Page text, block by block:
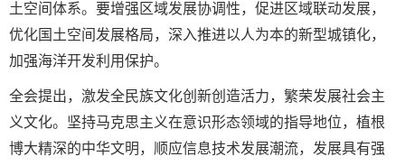
土空间体系。要增强区域发展协调性，促进区域联动发展，
优化国土空间发展格局，深入推进以人为本的新型城镇化，
加强海洋开发利用保护。
全会提出，激发全民族文化创新创造活力，繁荣发展社会主
义文化。坚持马克思主义在意识形态领域的指导地位，植根
博大精深的中华文明，顺应信息技术发展潮流，发展具有强